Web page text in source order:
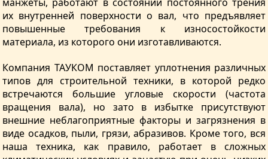
их внутренней поверхности о вал, что предъявляет
повышенные требования к износостойкости
материала, из которого они изготавливаются.
Компания ТАУКОМ поставляет уплотнения различных
типов для строительной техники, в которой редко
встречаются большие угловые скорости (частота
вращения вала), но зато в избытке присутствуют
внешние неблагоприятные факторы и загрязнения в
виде осадков, пыли, грязи, абразивов. Кроме того, вся
наша техника, как правило, работает в сложных